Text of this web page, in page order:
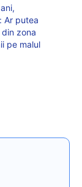
Ar putea
zona
pe malul